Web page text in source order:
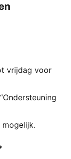
ontworpen
te brengen
op
gerecyclede
wordt
vrijdag voor
mogelijk.